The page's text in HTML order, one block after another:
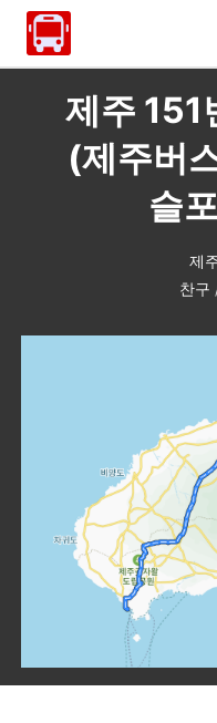
제주 151
(제주버
슬
제
찬구